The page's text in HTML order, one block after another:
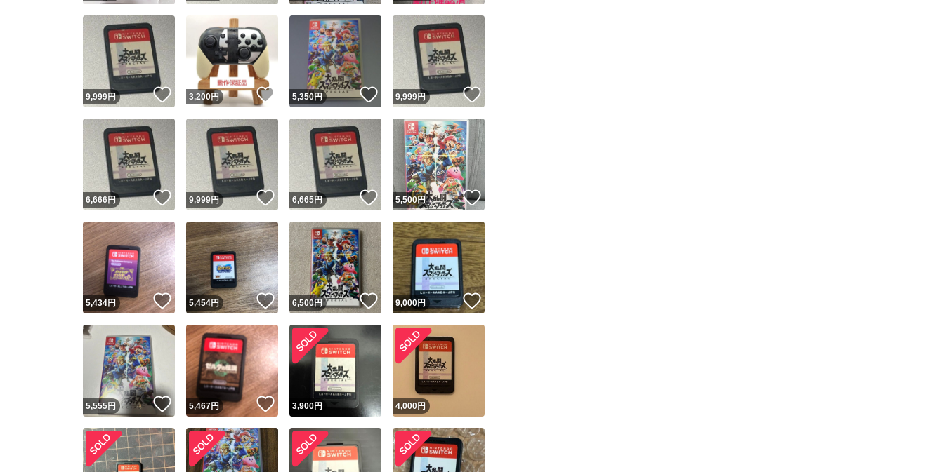
9,999円 いいね！
3,200円 いいね！
5,350円 いいね！
9,999円
6,666円 いいね！
9,999円 いいね！
6,665円 いいね！
5,500円 いいね！
5,434円 いいね！
5,454円 いいね！
6,500円 いいね！
9,000円 いいね！
5,555円 いいね！
5,467円 いいね！
3,900円 4,000円